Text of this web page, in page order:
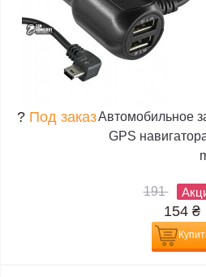
? Под заказАвтомобильное
GPS
191
154 ₴